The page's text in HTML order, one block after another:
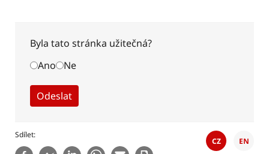
Byla tato stránka užitečná?
Ano
Ne
Sdílet
CZ EN